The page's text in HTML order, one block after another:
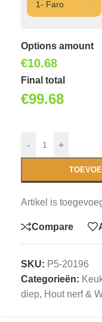
Options amount
€10.68
Final total
€99.68
- +
Artikel is
Compare
SKU: P5-20196
Categorieën:
diep, Hout nerf &